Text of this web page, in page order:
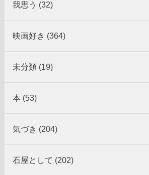
我思う (32)
映画好き (364)
未分類 (19)
本 (53)
気づき (204)
石屋として (202)